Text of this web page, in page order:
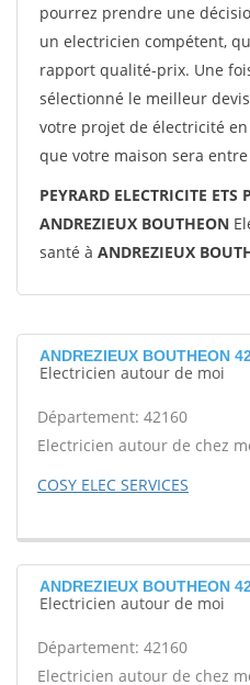
pourrez prendre une
un electricien compétent,
rapport qualité-prix. Une
sélectionné le meilleur
votre projet de électricité
que votre maison sera
PEYRARD ELECTRICITE
ANDREZIEUX BOUTHEON
santé à ANDREZIEUX
ANDREZIEUX BOUTHEON
Electricien autour de moi
Département: 42160
Electricien autour de chez
COSY ELEC SERVICES
ANDREZIEUX BOUTHEON
Electricien autour de moi
Département: 42160
Electricien autour de chez